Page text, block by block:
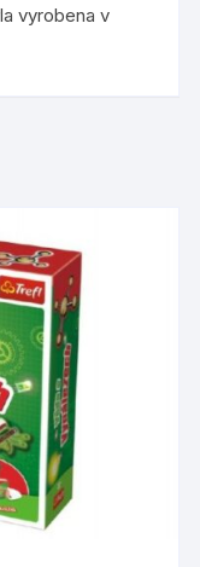
vyrobena v